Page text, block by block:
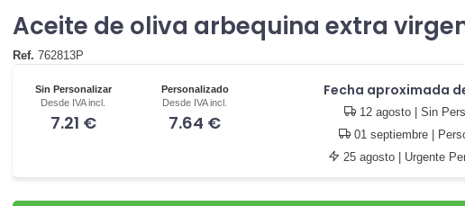
Aceite de oliva arbequina extra
Ref. 762813P
Sin Personalizar
Desde IVA incl.
7.21 €
Personalizado
Desde IVA incl.
7.64 €
Fecha aproximada
12 agosto| Sin
01 septiembre|
25 agosto| Urgente